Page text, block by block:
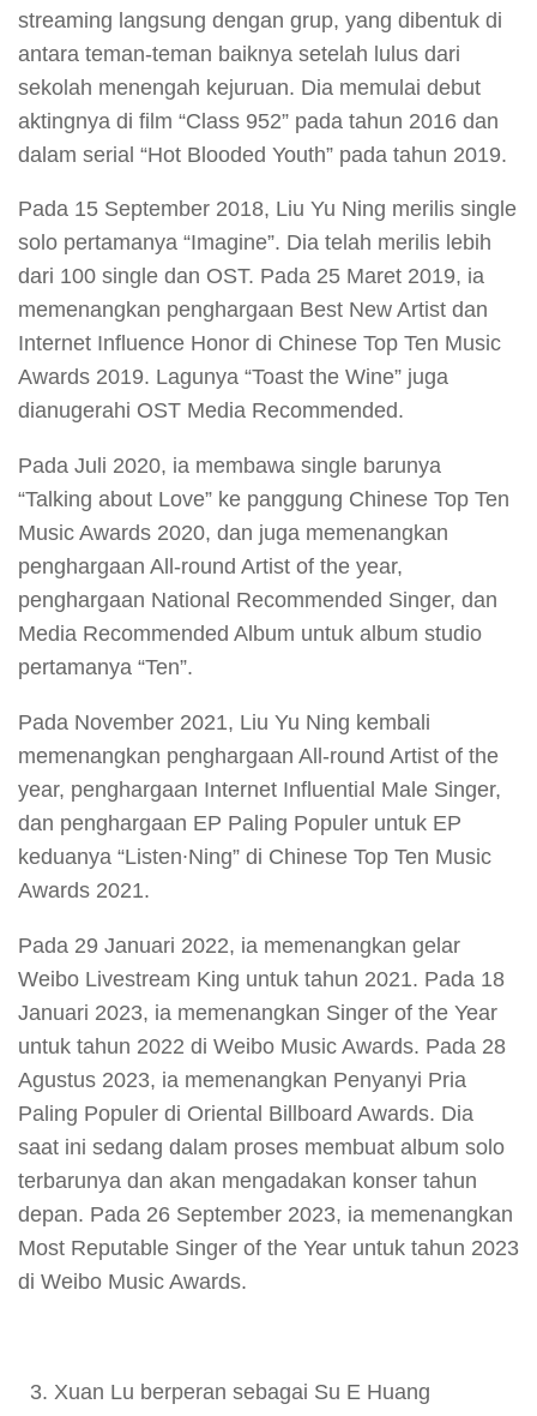
streaming langsung dengan grup, yang dibentuk di
antara teman-teman baiknya setelah lulus dari
sekolah menengah kejuruan. Dia memulai debut
aktingnya di film “Class 952” pada tahun 2016 dan
dalam serial “Hot Blooded Youth” pada tahun 2019.
Pada 15 September 2018, Liu Yu Ning merilis single
solo pertamanya “Imagine”. Dia telah merilis lebih
dari 100 single dan OST. Pada 25 Maret 2019, ia
memenangkan penghargaan Best New Artist dan
Internet Influence Honor di Chinese Top Ten Music
Awards 2019. Lagunya “Toast the Wine” juga
dianugerahi OST Media Recommended.
Pada Juli 2020, ia membawa single barunya
“Talking about Love” ke panggung Chinese Top Ten
Music Awards 2020, dan juga memenangkan
penghargaan All-round Artist of the year,
penghargaan National Recommended Singer, dan
Media Recommended Album untuk album studio
pertamanya “Ten”.
Pada November 2021, Liu Yu Ning kembali
memenangkan penghargaan All-round Artist of the
year, penghargaan Internet Influential Male Singer,
dan penghargaan EP Paling Populer untuk EP
keduanya “Listen∙Ning” di Chinese Top Ten Music
Awards 2021.
Pada 29 Januari 2022, ia memenangkan gelar
Weibo Livestream King untuk tahun 2021. Pada 18
Januari 2023, ia memenangkan Singer of the Year
untuk tahun 2022 di Weibo Music Awards. Pada 28
Agustus 2023, ia memenangkan Penyanyi Pria
Paling Populer di Oriental Billboard Awards. Dia
saat ini sedang dalam proses membuat album solo
terbarunya dan akan mengadakan konser tahun
depan. Pada 26 September 2023, ia memenangkan
Most Reputable Singer of the Year untuk tahun 2023
di Weibo Music Awards.
Xuan Lu berperan sebagai Su E Huang